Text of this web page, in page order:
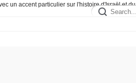
un accent particulier sur l'histoire d'Israël et